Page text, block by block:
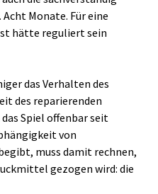
Monate. Für eine
hätte reguliert sein
das Verhalten des
des reparierenden
Spiel offenbar seit
von
muss damit rechnen,
gezogen wird: die